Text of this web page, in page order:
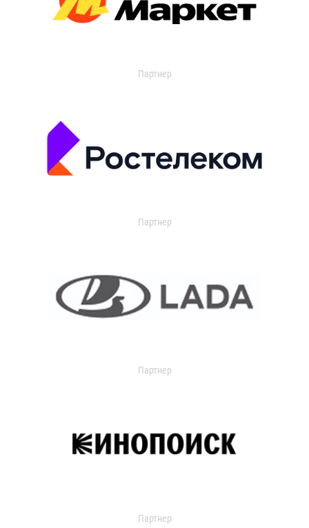
Партнер
Партнер
Партнер
Партнер